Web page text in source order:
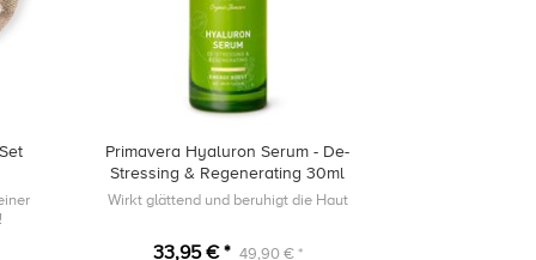
Primavera Hyaluron Serum - De-
Stressing & Regenerating 30ml
Wirkt glättend und beruhigt die Haut
33,95 € * 49,90 € *